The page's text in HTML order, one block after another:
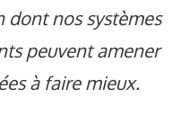
dont nos systèmes
peuvent amener
à faire mieux.